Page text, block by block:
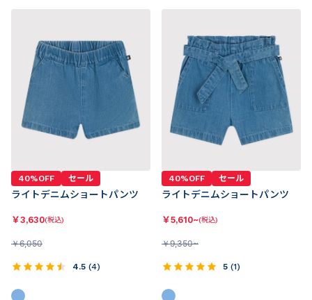
40%OFF セール
ライトデニムショートパンツ
￥3,630(税込)
￥6,050
4.5 (4)
40%OFF セール
ライトデニムショートパンツ
￥5,610~(税込)
￥9,350~
5 (1)